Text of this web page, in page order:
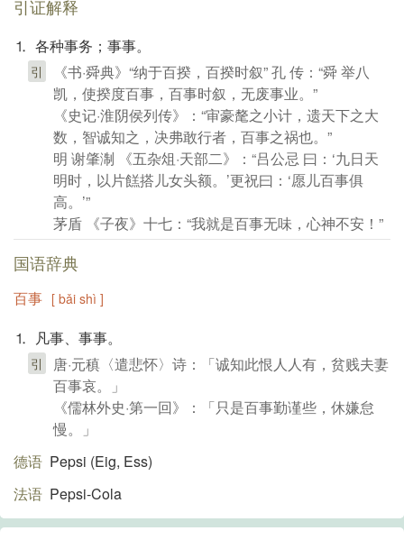
引证解释
⒈ 各种事务；事事。
引
《书·舜典》“纳于百揆，百揆时叙” 孔 传：“舜 举八
凯，使揆度百事，百事时叙，无废事业。”
《史记·淮阴侯列传》：“审豪氂之小计，遗天下之大
数，智诚知之，决弗敢行者，百事之祸也。”
明 谢肇淛 《五杂俎·天部二》：“吕公忌 曰：‘九日天
明时，以片餻搭儿女头额。’更祝曰：‘愿儿百事俱
高。’”
茅盾 《子夜》十七：“我就是百事无味，心神不安！”
国语辞典
百事 [ bǎi shì ]
⒈ 凡事、事事。
引
唐·元稹〈遣悲怀〉诗：「诚知此恨人人有，贫贱夫妻
百事哀。」
《儒林外史·第一回》：「只是百事勤谨些，休嫌怠
慢。」
德语 Pepsi (Eig, Ess)​
法语 Pepsi-Cola